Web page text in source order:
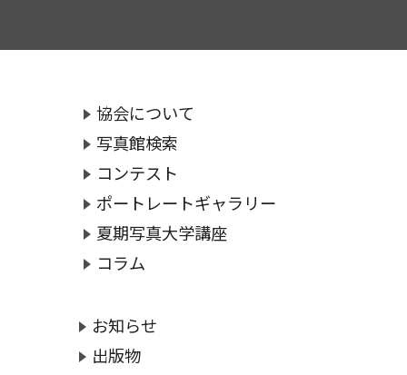
協会について
写真館検索
コンテスト
ポートレートギャラリー
夏期写真大学講座
コラム
お知らせ
出版物